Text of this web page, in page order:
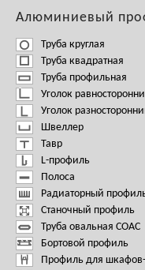
Алюминиевый
Труба круглая
Труба квадратная
Труба профильная
Уголок
Уголок
Швеллер
Тавр
L-профиль
Полоса
Радиаторный
Станочный профиль
Труба овальная СОАС
Бортовой профиль
Профиль для